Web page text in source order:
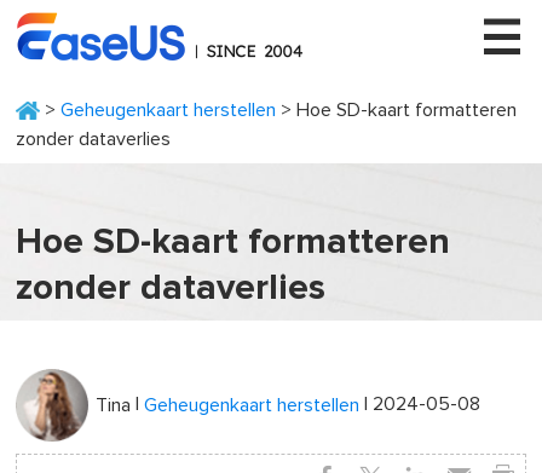
>Geheugenkaart herstellen > Hoe SD-kaart formatteren
zonder dataverlies
Hoe SD-kaart formatteren
zonder dataverlies
Tina |Geheugenkaart herstellen | 2024-05-08